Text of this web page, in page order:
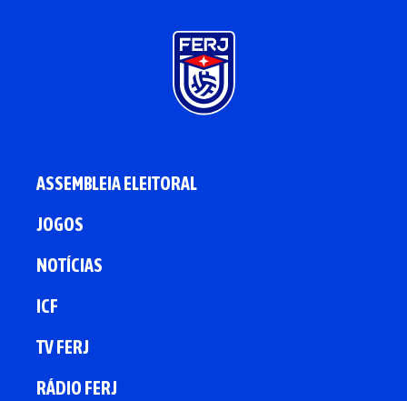
ASSEMBLEIA ELEITORAL
JOGOS
NOTÍCIAS
ICF
TV FERJ
RÁDIO FERJ